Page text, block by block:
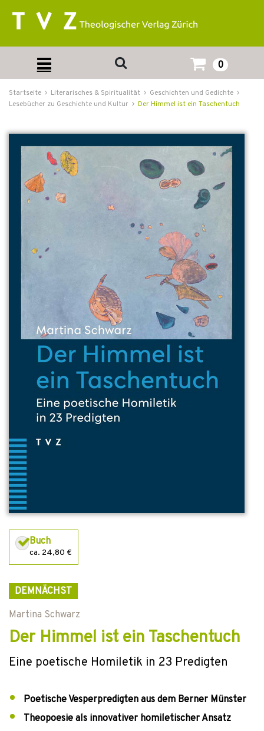
0
Startseite Literarisches & Spiritualität
Geschichten und Gedichte
Lesebücher zu Geschichte und Kultur
Der Himmel ist ein Taschentuch
Buch
ca. 24,80 €
DEMNÄCHST
Martina Schwarz
Der Himmel ist ein Taschentuch
Eine poetische Homiletik in 23 Predigten
Poetische Vesperpredigten aus dem Berner Münster
Theopoesie als innovativer homiletischer Ansatz